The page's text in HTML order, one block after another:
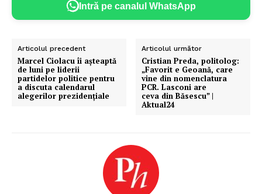
Intră pe canalul WhatsApp
Articolul precedent
Marcel Ciolacu îi așteaptă
de luni pe liderii
partidelor politice pentru
a discuta calendarul
alegerilor prezidențiale
Articolul următor
Cristian Preda, politolog:
„Favorit e Geoană, care
vine din nomenclatura
PCR. Lasconi are
ceva din Băsescu” |
Aktual24